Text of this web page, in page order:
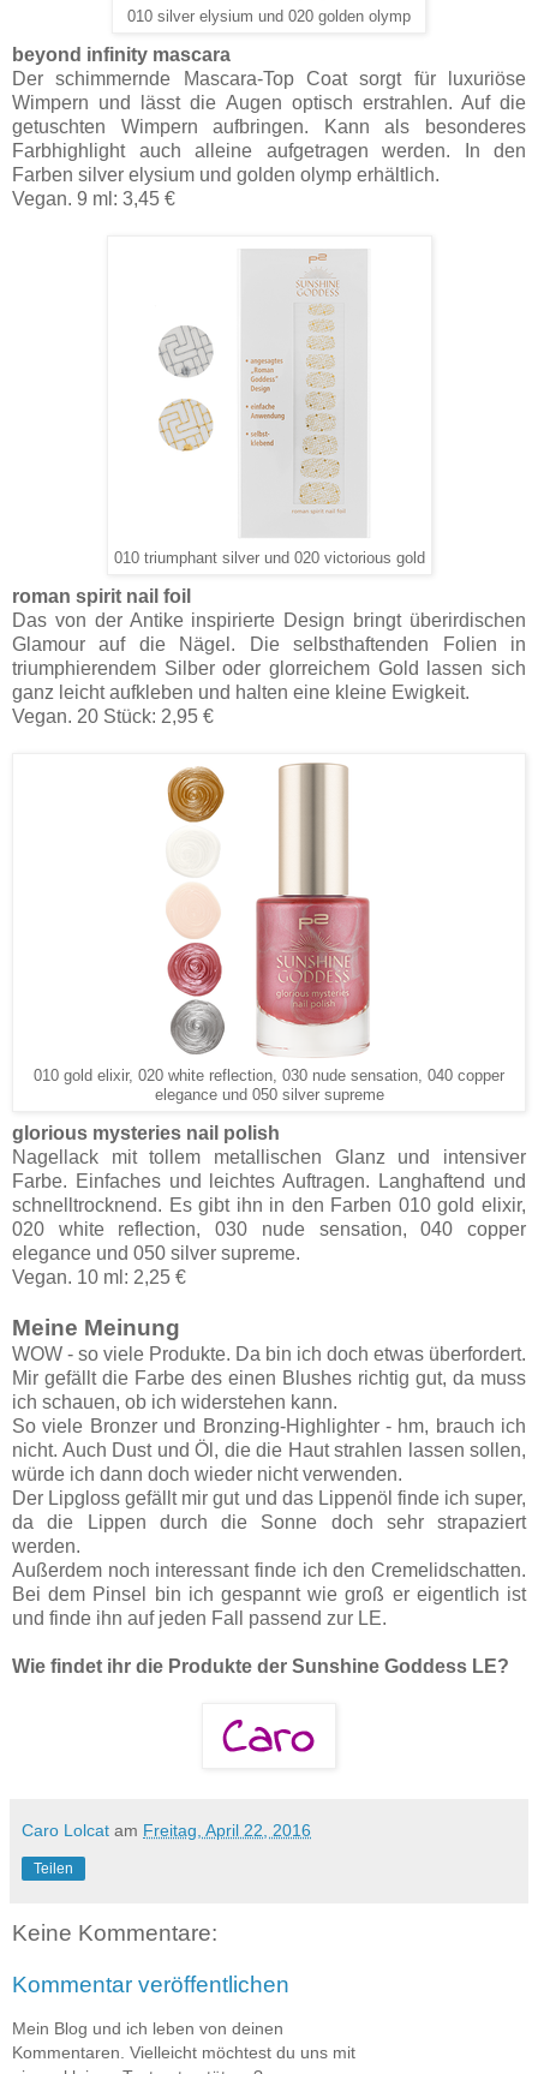
010 silver elysium und 020 golden olymp
beyond infinity mascara
Der schimmernde Mascara-Top Coat sorgt für luxuriöse
Wimpern und lässt die Augen optisch erstrahlen. Auf die
getuschten Wimpern aufbringen. Kann als besonderes
Farbhighlight auch alleine aufgetragen werden. In den
Farben silver elysium und golden olymp erhältlich.
Vegan. 9 ml: 3,45 €
010 triumphant silver und 020 victorious gold
roman spirit nail foil
Das von der Antike inspirierte Design bringt überirdischen
Glamour auf die Nägel. Die selbsthaftenden Folien in
triumphierendem Silber oder glorreichem Gold lassen sich
ganz leicht aufkleben und halten eine kleine Ewigkeit.
Vegan. 20 Stück: 2,95 €
010 gold elixir, 020 white reflection, 030 nude sensation, 040 copper
elegance und 050 silver supreme
glorious mysteries nail polish
Nagellack mit tollem metallischen Glanz und intensiver
Farbe. Einfaches und leichtes Auftragen. Langhaftend und
schnelltrocknend. Es gibt ihn in den Farben 010 gold elixir,
020 white reflection, 030 nude sensation, 040 copper
elegance und 050 silver supreme.
Vegan. 10 ml: 2,25 €
Meine Meinung
WOW - so viele Produkte. Da bin ich doch etwas überfordert.
Mir gefällt die Farbe des einen Blushes richtig gut, da muss
ich schauen, ob ich widerstehen kann.
So viele Bronzer und Bronzing-Highlighter - hm, brauch ich
nicht. Auch Dust und Öl, die die Haut strahlen lassen sollen,
würde ich dann doch wieder nicht verwenden.
Der Lipgloss gefällt mir gut und das Lippenöl finde ich super,
da die Lippen durch die Sonne doch sehr strapaziert
werden.
Außerdem noch interessant finde ich den Cremelidschatten.
Bei dem Pinsel bin ich gespannt wie groß er eigentlich ist
und finde ihn auf jeden Fall passend zur LE.
Wie findet ihr die Produkte der Sunshine Goddess LE?
Caro Lolcat am Freitag, April 22, 2016
Teilen
Keine Kommentare:
Kommentar veröffentlichen
Mein Blog und ich leben von deinen
Kommentaren. Vielleicht möchtest du uns mit